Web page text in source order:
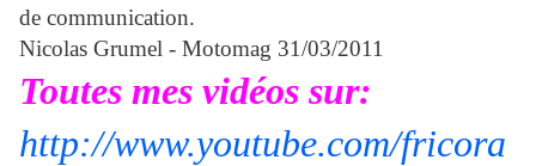
de communication.
Nicolas Grumel - Motomag 31/03/2011
Toutes mes vidéos sur:
http://www.youtube.com/fricora